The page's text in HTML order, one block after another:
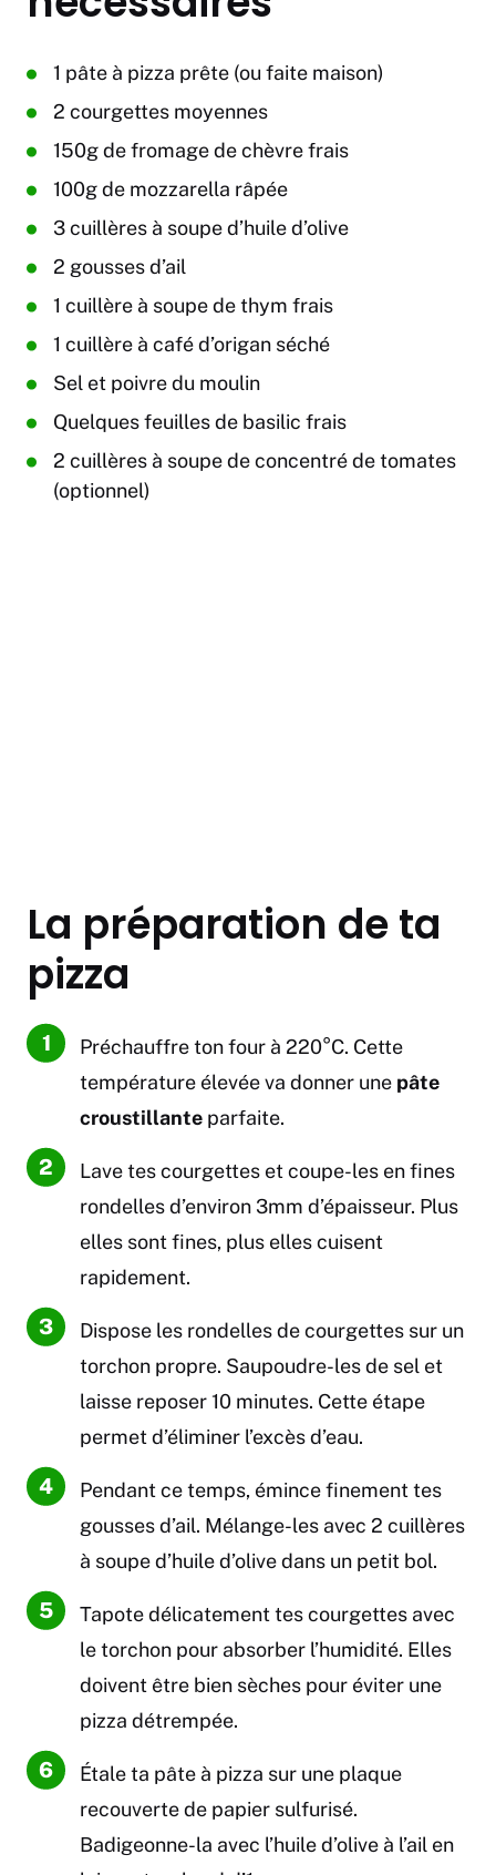
1 pâte à pizza prête (ou faite maison)
2 courgettes moyennes
150g de fromage de chèvre frais
100g de mozzarella râpée
3 cuillères à soupe d’huile d’olive
2 gousses d’ail
1 cuillère à soupe de thym frais
1 cuillère à café d’origan séché
Sel et poivre du moulin
Quelques feuilles de basilic frais
2 cuillères à soupe de concentré de tomates
(optionnel)
La préparation de ta
pizza
Préchauffre ton four à 220°C. Cette
température élevée va donner une pâte
croustillante parfaite.
Lave tes courgettes et coupe-les en fines
rondelles d’environ 3mm d’épaisseur. Plus
elles sont fines, plus elles cuisent
rapidement.
Dispose les rondelles de courgettes sur un
torchon propre. Saupoudre-les de sel et
laisse reposer 10 minutes. Cette étape
permet d’éliminer l’excès d’eau.
Pendant ce temps, émince finement tes
gousses d’ail. Mélange-les avec 2 cuillères
à soupe d’huile d’olive dans un petit bol.
Tapote délicatement tes courgettes avec
le torchon pour absorber l’humidité. Elles
doivent être bien sèches pour éviter une
pizza détrempée.
Étale ta pâte à pizza sur une plaque
recouverte de papier sulfurisé.
Badigeonne-la avec l’huile d’olive à l’ail en